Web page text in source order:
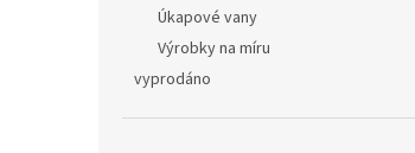
Úkapové vany
Výrobky na míru
vyprodáno